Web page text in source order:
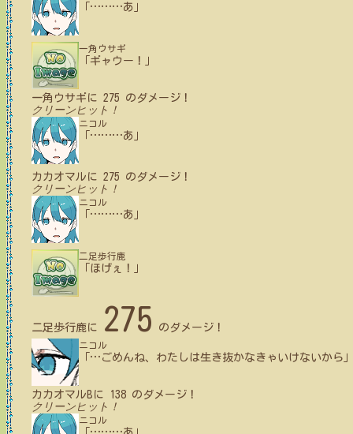
………あ」
一角ウサギ
「ギャウー！」
一角ウサギ に 275 のダメージ！
クリーンヒット！
ニコル
………あ」
カカオマル に 275 のダメージ！
クリーンヒット！
ニコル
………あ」
二足歩行鹿
「ほげぇ！」
二足歩行鹿に 275 のダメージ！
ニコル
… ごめんね、わたしは生き抜かなきゃいけないから
カカオマルB に 138 のダメージ！
クリーンヒット！
ニコル